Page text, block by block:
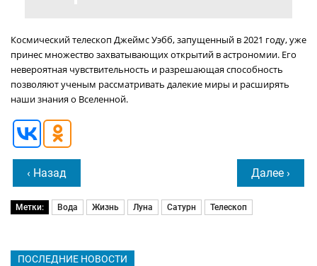
Космический телескоп Джеймс Уэбб, запущенный в 2021 году, уже
принес множество захватывающих открытий в астрономии. Его
невероятная чувствительность и разрешающая способность
позволяют ученым рассматривать далекие миры и расширять
наши знания о Вселенной.
‹ Назад Далее ›
Метки: Вода Жизнь Луна Сатурн Телескоп
ПОСЛЕДНИЕ НОВОСТИ